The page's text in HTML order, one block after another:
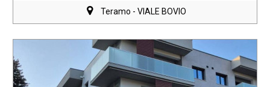
Teramo - VIALE BOVIO